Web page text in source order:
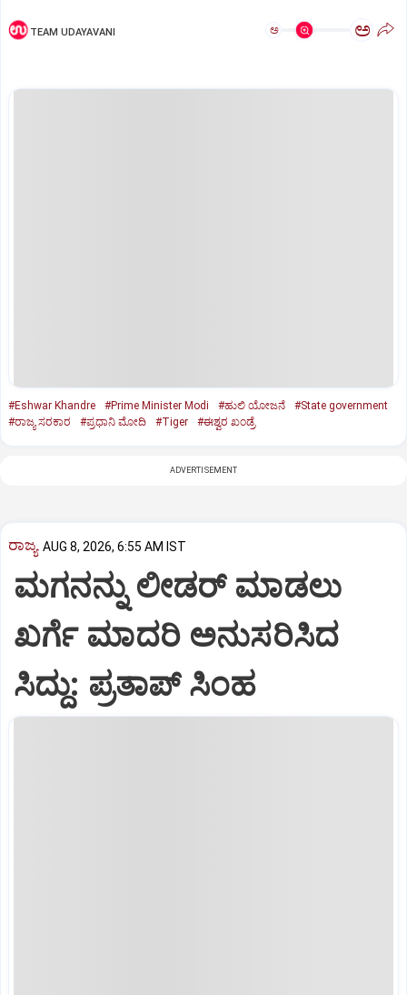
TEAM UDAYAVANI ಅ ಅ
#Eshwar Khandre #Prime Minister Modi #ಹುಲಿ ಯೋಜನೆ
#State government
#ರಾಜ್ಯ ಸರಕಾರ
#ಪ್ರಧಾನಿ ಮೋದಿ #Tiger #ಈಶ್ವರ ಖಂಡ್ರೆ
ADVERTISEMENT
ರಾಜ್ಯ AUG 8, 2026, 6:55 AM IST
ಮಗನನ್ನು ಲೀಡರ್ ಮಾಡಲು
ಖರ್ಗೆ ಮಾದರಿ ಅನುಸರಿಸಿದ
ಸಿದ್ದು: ಪ್ರತಾಪ್‌ ಸಿಂಹ